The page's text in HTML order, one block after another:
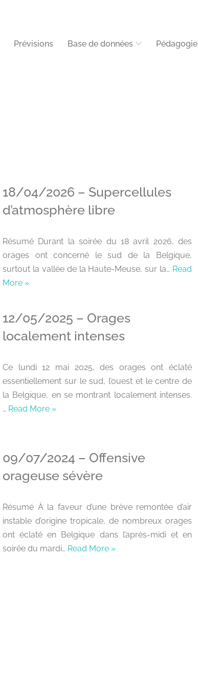
Prévisions Base de données Pédagogie
18/04/2026 – Supercellules
d’atmosphère libre
Résumé Durant la soirée du 18 avril 2026, des
orages ont concerné le sud de la Belgique,
surtout la vallée de la Haute-Meuse, sur la… Read
More »
12/05/2025 – Orages
localement intenses
Ce lundi 12 mai 2025, des orages ont éclaté
essentiellement sur le sud, l’ouest et le centre de
la Belgique, en se montrant localement intenses.
… Read More »
09/07/2024 – Offensive
orageuse sévère
Résumé À la faveur d’une brève remontée d’air
instable d’origine tropicale, de nombreux orages
ont éclaté en Belgique dans l’après-midi et en
soirée du mardi… Read More »